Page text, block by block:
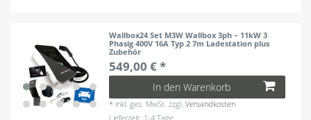
Wallbox24 Set M3W Wallbox 3ph – 11kW 3
Phasig 400V 16A Typ 2 7m Ladestation plus
Zubehör
549,00 € *
In den Warenkorb
* inkl. ges. MwSt. zzgl.Versandkosten
Lieferzeit: 1-4 Tage